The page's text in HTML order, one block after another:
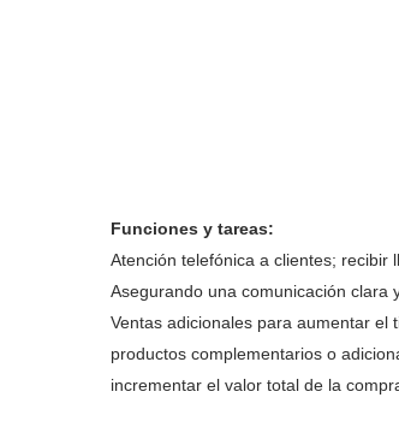
Funciones y tareas:
Atención telefónica a clientes; recibir
Asegurando una comunicación clara
Ventas adicionales para aumentar el
productos complementarios o
incrementar el valor total de la